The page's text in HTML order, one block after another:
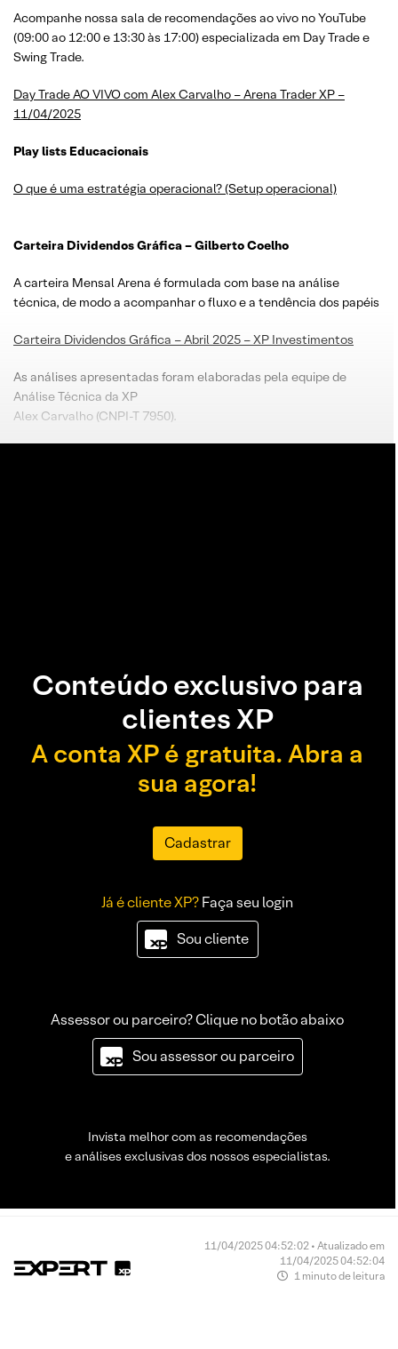
Acompanhe nossa sala de recomendações ao vivo no YouTube
(09:00 ao 12:00 e 13:30 às 17:00) especializada em Day Trade e
Swing Trade.
Day Trade AO VIVO com Alex Carvalho – Arena Trader XP –
11/04/2025
Play lists Educacionais
O que é uma estratégia operacional? (Setup operacional)
Carteira Dividendos Gráfica – Gilberto Coelho
A carteira Mensal Arena é formulada com base na análise
técnica, de modo a acompanhar o fluxo e a tendência dos papéis
Carteira Dividendos Gráfica – Abril 2025 – XP Investimentos
As análises apresentadas foram elaboradas pela equipe de
Análise Técnica da XP
Alex Carvalho (CNPI-T 7950).
Conteúdo exclusivo para
clientes XP
A conta XP é gratuita. Abra a
sua agora!
Cadastrar
Já é cliente XP?Faça seu login
Sou cliente
Assessor ou parceiro? Clique no botão abaixo
Sou assessor ou parceiro
Invista melhor com as recomendações
e análises exclusivas dos nossos especialistas.
11/04/2025 04:52:02 • Atualizado em
11/04/2025 04:52:04
1 minuto de leitura